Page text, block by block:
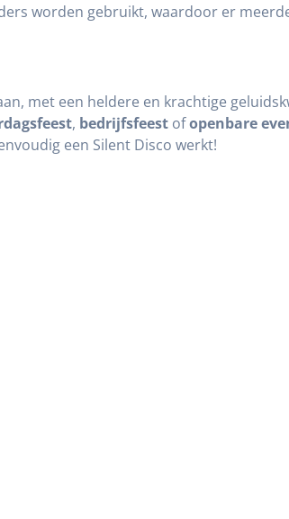
worden gebruikt, waardoor er
met een heldere en krachtige
, bedrijfsfeest ofopenbare
een Silent Disco werkt!